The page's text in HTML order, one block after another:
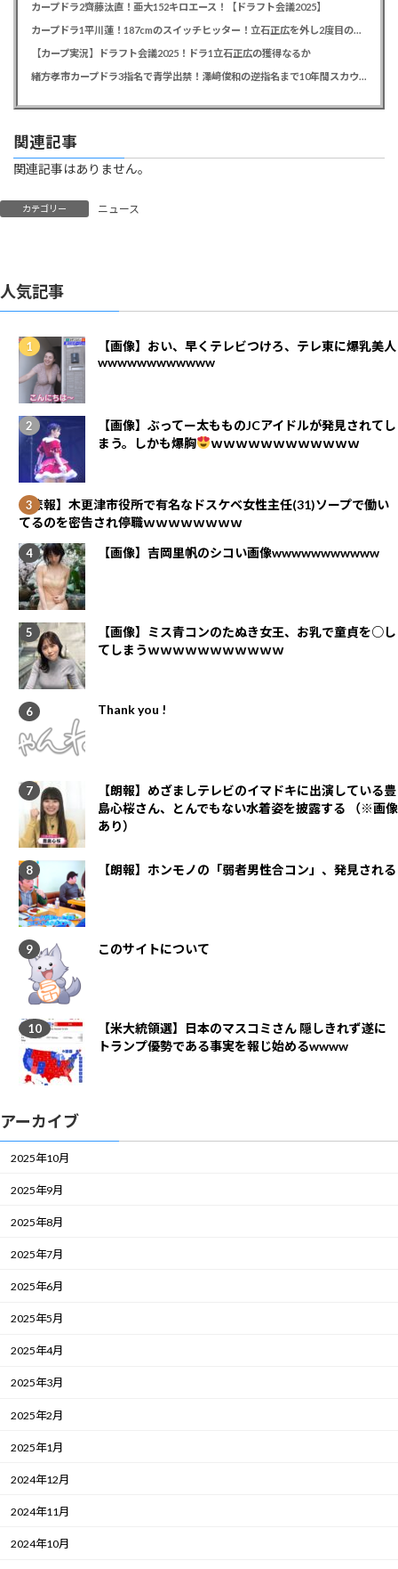
カープドラ2齊藤汰直！亜大152キロエース！【ドラフト会議2025】
カープドラ1平川蓮！187cmのスイッチヒッター！立石正広を外し2度目の重複も新井監督がクジを引き当てる！【ドラフト会議2025】
【カープ実況】ドラフト会議2025！ドラ1立石正広の獲得なるか
緒方孝市カープドラ3指名で青学出禁！澤﨑俊和の逆指名まで10年間スカウト出禁
関連記事
関連記事はありません。
カテゴリー ニュース
人気記事
【画像】おい、早くテレビつけろ、テレ東に爆乳美人
wwwwwwwwwwww
【画像】ぶってー太もものJCアイドルが発見されてし
まう。しかも爆胸
ｗｗｗｗｗｗｗｗｗｗｗｗ
【悲報】木更津市役所で有名なドスケベ女性主任(31)ソープで働い
てるのを密告され停職ｗｗｗｗｗｗｗｗ
【画像】吉岡里帆のシコい画像wwwwwwwwwww
【画像】ミス青コンのたぬき女王、お乳で童貞を○し
てしまうｗｗｗｗｗｗｗｗｗｗｗ
Thank you !
【朗報】めざましテレビのイマドキに出演している豊
島心桜さん、とんでもない水着姿を披露する （※画像
あり）
【朗報】ホンモノの「弱者男性合コン」、発見される
このサイトについて
【米大統領選】日本のマスコミさん 隠しきれず遂に
トランプ優勢である事実を報じ始めるwwww
アーカイブ
2025年10月
2025年9月
2025年8月
2025年7月
2025年6月
2025年5月
2025年4月
2025年3月
2025年2月
2025年1月
2024年12月
2024年11月
2024年10月